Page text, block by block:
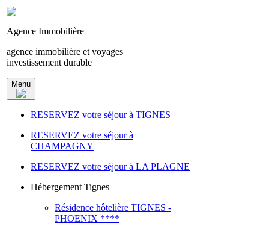
Agence Immobilière
agence immobilière et voyages
investissement durable
Menu
RESERVEZ votre séjour à TIGNES
RESERVEZ votre séjour à
CHAMPAGNY
RESERVEZ votre séjour à LA PLAGNE
Hébergement Tignes
Résidence hôtelière TIGNES -
PHOENIX ****